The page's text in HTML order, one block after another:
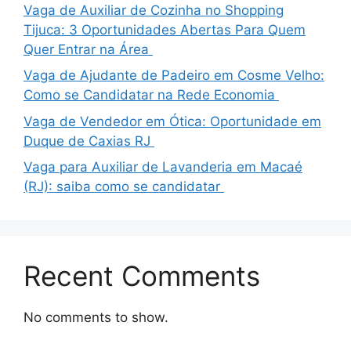
Vaga de Auxiliar de Cozinha no Shopping
Tijuca: 3 Oportunidades Abertas Para Quem
Quer Entrar na Área
Vaga de Ajudante de Padeiro em Cosme Velho:
Como se Candidatar na Rede Economia
Vaga de Vendedor em Ótica: Oportunidade em
Duque de Caxias RJ
Vaga para Auxiliar de Lavanderia em Macaé
(RJ): saiba como se candidatar
Recent Comments
No comments to show.